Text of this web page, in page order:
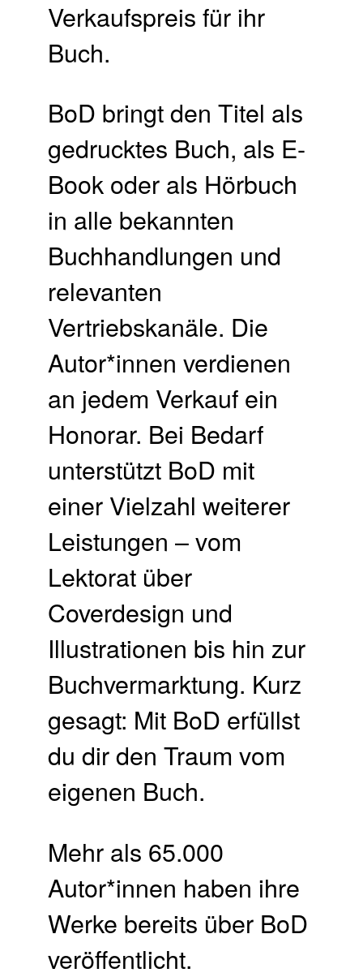
Verkaufspreis für ihr
Buch.​
BoD bringt den Titel als
gedrucktes Buch, als E-
Book oder als Hörbuch
in alle bekannten
Buchhandlungen und
relevanten
Vertriebskanäle. Die
Autor*innen verdienen
an jedem Verkauf ein
Honorar. ​Bei Bedarf
unterstützt BoD mit
einer Vielzahl weiterer
Leistungen – vom
Lektorat über
Coverdesign und
Illustrationen bis hin zur
Buchvermarktung.​ Kurz
gesagt: Mit BoD erfüllst
du dir den Traum vom
eigenen Buch.​
Mehr als 65.000
Autor*innen haben ihre
Werke bereits über BoD
veröffentlicht.